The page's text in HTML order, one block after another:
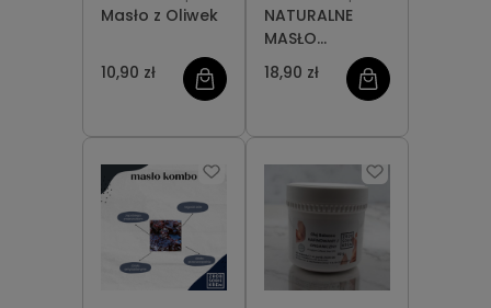
Masło z Oliwek
10,90 zł
NATURALNE
MASŁO
CUPUACU
18,90 zł